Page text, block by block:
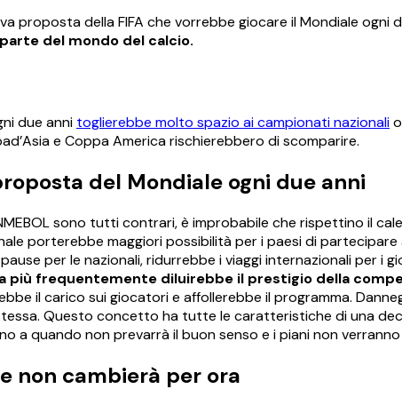
proposta della FIFA che vorrebbe giocare il Mondiale ogni
del mondo del calcio.
due anni toglierebbe molto spazio ai campionati nazionali
e Coppa America rischierebbero di scomparire.
del Mondiale ogni due anni
sono tutti contrari, è improbabile che rispettino il
porterebbe maggiori possibilità per i paesi di
per le nazionali, ridurrebbe i viaggi internazionali per i
più frequentemente diluirebbe il prestigio della
il carico sui giocatori e affollerebbe il programma.
Questo concetto ha tutte le caratteristiche di una
a quando non prevarrà il buon senso e i piani non
non cambierà per ora